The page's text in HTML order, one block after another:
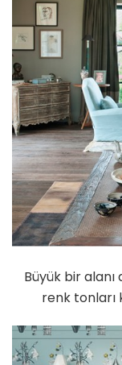
Büyük bir
renk tonları